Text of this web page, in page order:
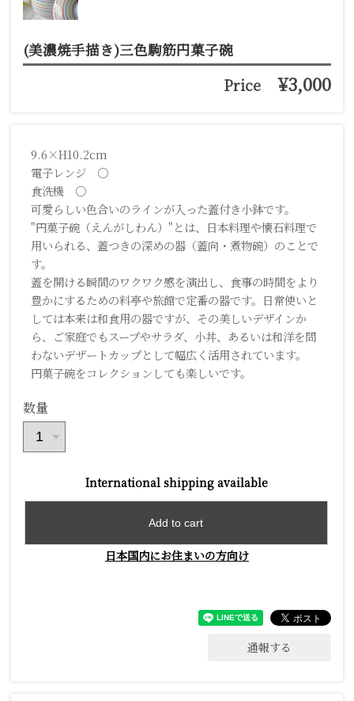
(美濃焼手描き)三色駒筋円菓子碗
Price ¥3,000
9.6×H10.2cm
電子レンジ ○
食洗機 ○
可愛らしい色合いのラインが入った蓋付き小鉢です。
"円菓子碗（えんがしわん）"とは、日本料理や懐石料理で
用いられる、蓋つきの深めの器（蓋向・煮物碗）のことで
す。
蓋を開ける瞬間のワクワク感を演出し、食事の時間をより
豊かにするための料亭や旅館で定番の器です。日常使いと
しては本来は和食用の器ですが、その美しいデザインか
ら、ご家庭でもスープやサラダ、小丼、あるいは和洋を問
わないデザートカップとして幅広く活用されています。
円菓子碗をコレクションしても楽しいです。
数量
International shipping available
Add to cart
日本国内にお住まいの方向け
通報する